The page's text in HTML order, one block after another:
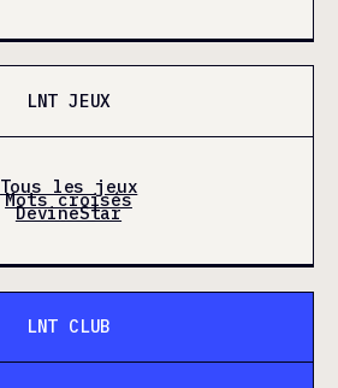
LNT JEUX
Tous les jeux
Mots croisés
DevineStar
LNT CLUB